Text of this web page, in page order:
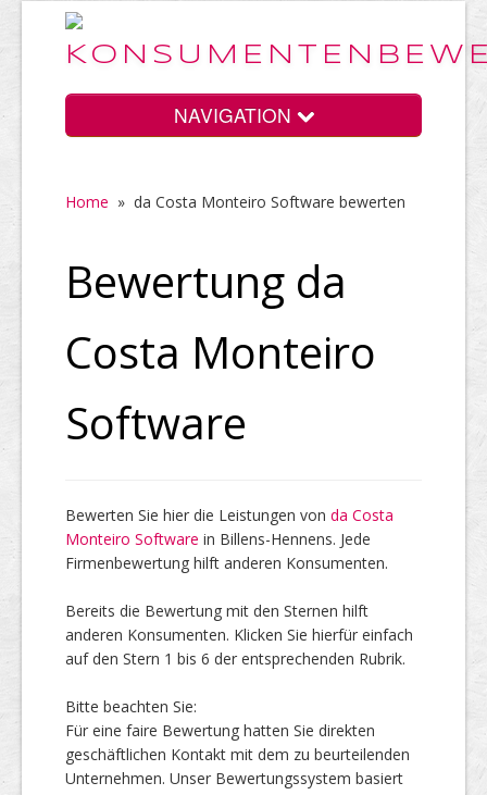
NAVIGATION
Home
Vorteile
Top Firmen
Über uns
Home » da Costa Monteiro Software bewerten
Bewertung da
Costa Monteiro
Software
Bewerten Sie hier die Leistungen von da Costa
Monteiro Software in Billens-Hennens. Jede
Firmenbewertung hilft anderen Konsumenten.
Bereits die Bewertung mit den Sternen hilft
anderen Konsumenten. Klicken Sie hierfür einfach
auf den Stern 1 bis 6 der entsprechenden Rubrik.
Bitte beachten Sie:
Für eine faire Bewertung hatten Sie direkten
geschäftlichen Kontakt mit dem zu beurteilenden
Unternehmen. Unser Bewertungssystem basiert